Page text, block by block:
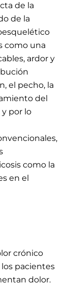
de la
de la
como una
ardor y
el pecho, la
del
y por lo
como la
en el
crónico
pacientes
dolor.